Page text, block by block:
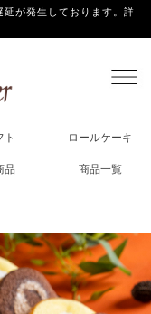
が発生しております。詳
ト ロールケーキ
品 商品一覧